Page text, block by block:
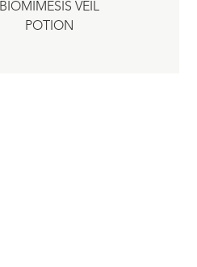
BIOMIMESIS VEIL
POTION